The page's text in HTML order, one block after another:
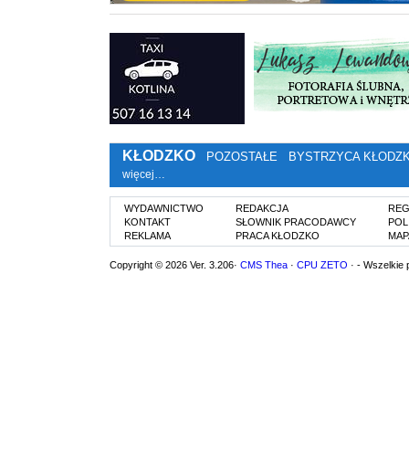
KŁODZKO POZOSTAŁE BYSTRZYCA
więcej…
WYDAWNICTWO
KONTAKT
REKLAMA
REDAKCJA
SŁOWNIK PRACODAWCY
PRACA KŁODZKO
Copyright © 2026 Ver. 3.206· CMS Thea · CPU ZETO · - Wszelkie